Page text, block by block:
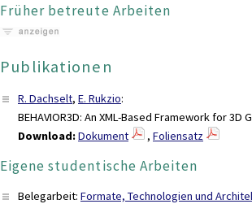
Früher betreute Arbeiten
Publikationen
R. Dachselt, E. Rukzio:
BEHAVIOR3D: An XML-Based Framework for 3D
Download:Dokument , Foliensatz
Eigene studentische Arbeiten
Belegarbeit: Formate, Technologien und